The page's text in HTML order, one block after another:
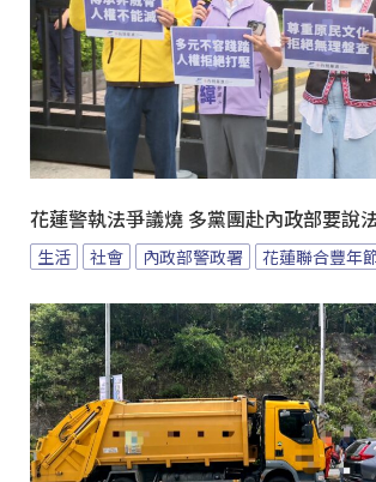
花蓮警執法爭議燒 多黨團赴內政部要說
生活 社會 內政部警政署 花蓮聯合豐年